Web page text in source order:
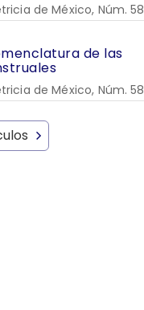
de México, Núm. 58
de las
de México, Núm. 58